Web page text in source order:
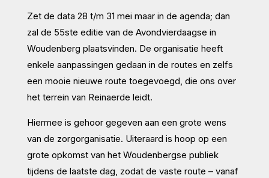
Zet de data 28 t/m 31 mei maar in de agenda; dan
zal de 55ste editie van de Avondvierdaagse in
Woudenberg plaatsvinden. De organisatie heeft
enkele aanpassingen gedaan in de routes en zelfs
een mooie nieuwe route toegevoegd, die ons over
het terrein van Reinaerde leidt.
Hiermee is gehoor gegeven aan een grote wens
van de zorgorganisatie. Uiteraard is hoop op een
grote opkomst van het Woudenbergse publiek
tijdens de laatste dag, zodat de vaste route – vanaf